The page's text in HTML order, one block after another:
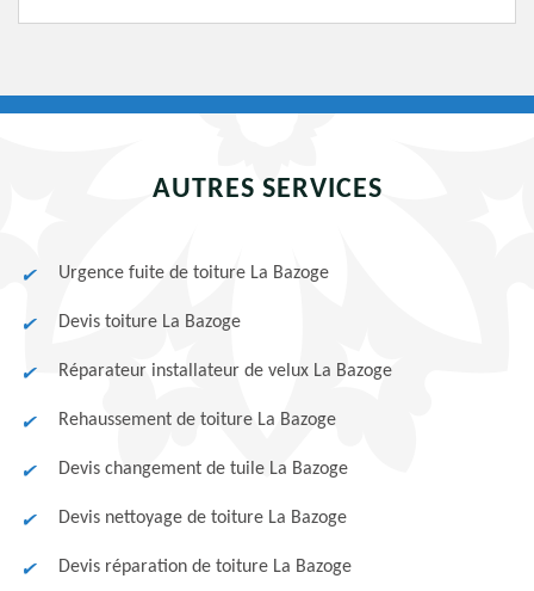
AUTRES SERVICES
Urgence fuite de toiture La Bazoge
Devis toiture La Bazoge
Réparateur installateur de velux La Bazoge
Rehaussement de toiture La Bazoge
Devis changement de tuile La Bazoge
Devis nettoyage de toiture La Bazoge
Devis réparation de toiture La Bazoge